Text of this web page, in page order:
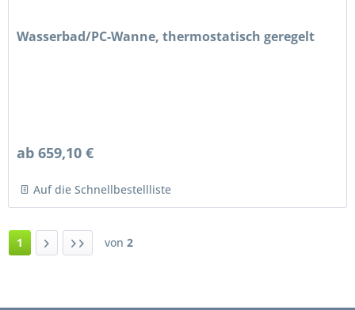
Wasserbad/PC-Wanne, thermostatisch geregelt
ab 659,10 €
Auf die Schnellbestellliste
1 von 2